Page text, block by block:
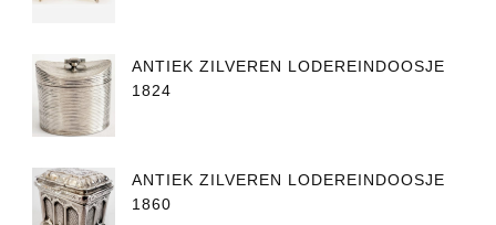
ANTIEK ZILVEREN LODEREINDOOSJE
1824
ANTIEK ZILVEREN LODEREINDOOSJE
1860